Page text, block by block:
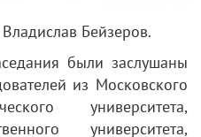
Бейзеров.
были заслушаны
из Московского
университета,
университета,